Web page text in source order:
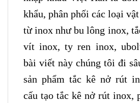
khẩu, phân phối các loại
từ inox như bu lông inox,
vít inox, ty ren inox,
bài viết này chúng tôi đi
sản phẩm tắc kê nở rút
cấu tạo tắc kê nở rút inox,